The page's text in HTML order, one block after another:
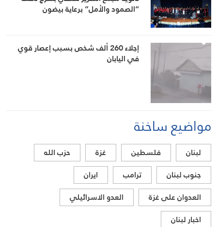
“الصمود والأمل” برعاية بيضون
إجلاء 260 ألف شخص بسبب إعصار قوي
في اليابان
مواضيع ساخنة
لبنان فلسطين غزة
حزب الله
جنوب لبنان
ترامب
ايران
العدوان على غزة
العدو الاسرائيلي
اخبار لبنان